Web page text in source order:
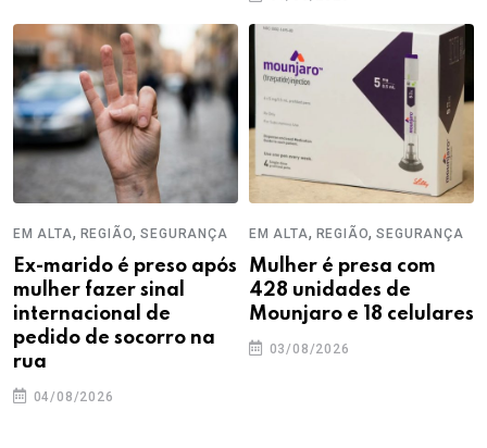
EM ALTA, REGIÃO,SEGURANÇA
Ex-marido é preso após
mulher fazer sinal
internacional de
pedido de socorro na
rua
04/08/2026
EM ALTA, REGIÃO,SEGURANÇA
Mulher é presa com
428 unidades de
Mounjaro e 18 celulares
03/08/2026